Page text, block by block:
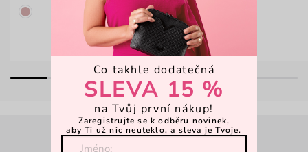
Co takhle dodatečná
SLEVA 15 %
na Tvůj první nákup!
Zaregistrujte se k odběru novinek,
aby Ti už nic neuteklo, a sleva je Tvoje.